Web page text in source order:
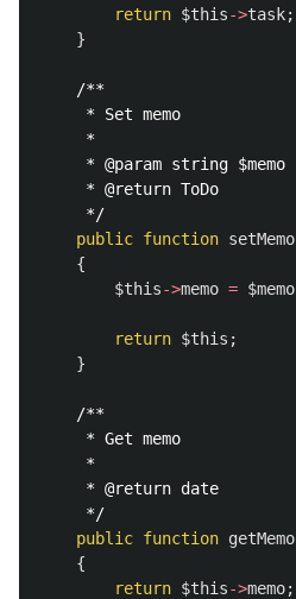
return $this->task;
}
/**
     * Set memo
     *
     * @param string $memo
     * @return ToDo
     */
public function setMemo
{
$this->memo = $memo
return $this ;
}
/**
     * Get memo
     *
     * @return date
     */
public function getMemo
{
return $this->memo;